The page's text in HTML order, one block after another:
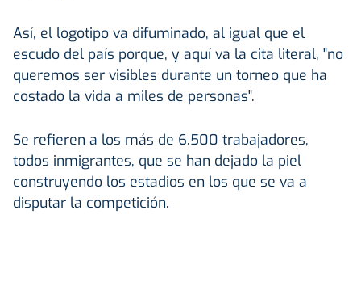
Así, el logotipo va difuminado, al igual que el
escudo del país porque, y aquí va la cita literal, "no
queremos ser visibles durante un torneo que ha
costado la vida a miles de personas".
Se refieren a los más de 6.500 trabajadores,
todos inmigrantes, que se han dejado la piel
construyendo los estadios en los que se va a
disputar la competición.